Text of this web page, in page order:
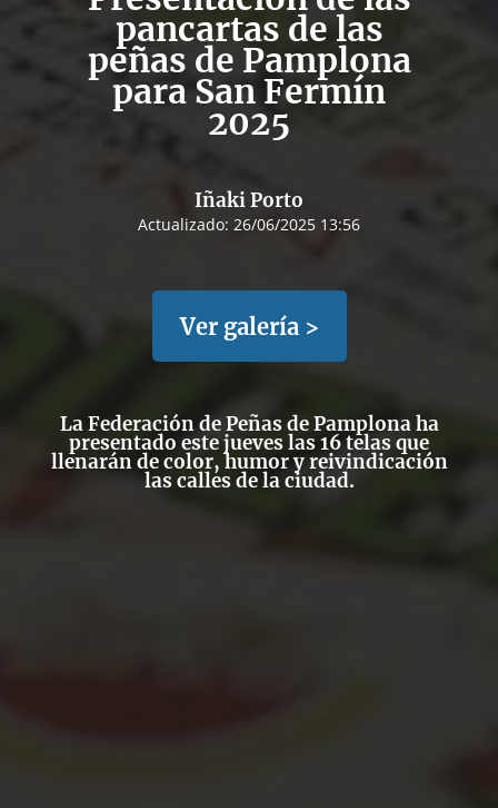
pancartas de las
peñas de Pamplona
para San Fermín
2025
Iñaki Porto
Actualizado: 26/06/2025 13:56
Ver galería >
LaFederación de Peñas de Pamplonaha
presentado este jueves las 16 telas que
llenarán de color, humor y reivindicación
las calles de la ciudad.